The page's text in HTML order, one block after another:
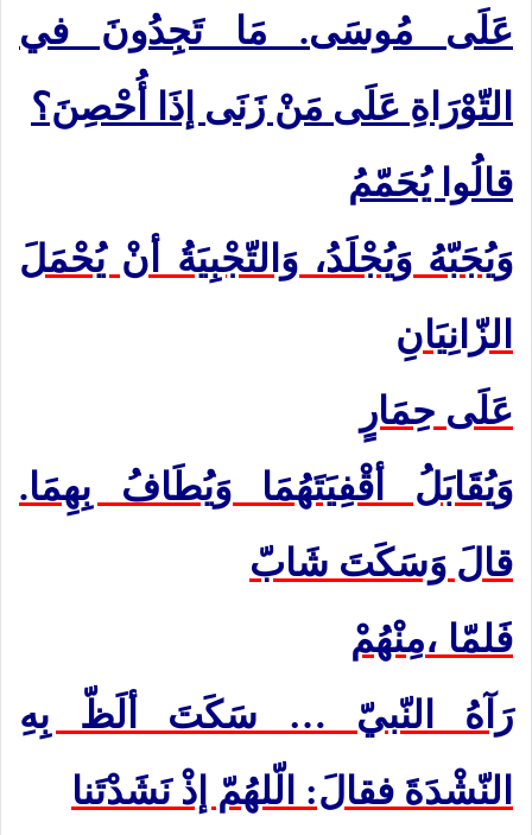
عَلَى مُوسَى. مَا تَجِدُونَ في
التّوْرَاةِ عَلَى مَنْ زَنَى إذَا أُحْصِنَ؟
قالُوا يُحَمّمُ
وَيُجَبّهُ وَيُجْلَدُ، وَالتّجْبِيَةُ أنْ يُحْمَلَ
الزّانِيَانِ
عَلَى حِمَارٍ
وَيُقَابَلُ أقْفِيَتَهُمَا وَيُطَافُ بِهِمَا.
قالَ وَسَكَتَ شَابّ
مِنْهُمْ، فَلمّا
رَآهُ النّبيّ … سَكَتَ ألَظّ بِهِ
النّشْدَةَ فقالَ: الّلهُمّ إذْ نَشَدْتَنا